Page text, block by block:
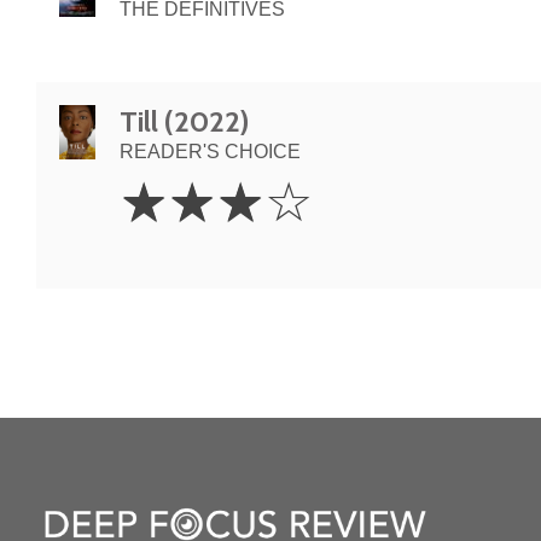
THE DEFINITIVES
Till (2022)
READER'S CHOICE
Stars
☆☆☆☆